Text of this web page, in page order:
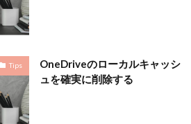
Tips
OneDriveのローカルキャッシ
ュを確実に削除する